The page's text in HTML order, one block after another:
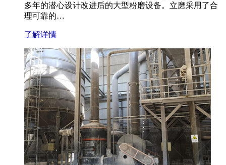
多年的潜心设计改进后的大型粉磨设备。立磨采用了合
理可靠的…
了解详情